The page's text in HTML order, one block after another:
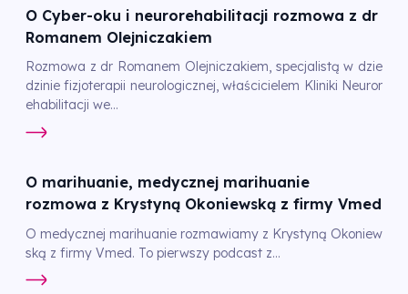
O Cyber-oku i neurorehabilitacji rozmowa z dr
Romanem Olejniczakiem
Rozmowa z dr Romanem Olejniczakiem, specjalistą w dzie
dzinie fizjoterapii neurologicznej, właścicielem Kliniki Neuror
ehabilitacji we...
O marihuanie, medycznej marihuanie
rozmowa z Krystyną Okoniewską z firmy Vmed
O medycznej marihuanie rozmawiamy z Krystyną Okoniew
ską z firmy Vmed. To pierwszy podcast z...